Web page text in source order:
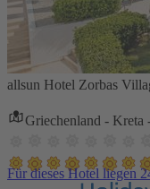
allsun Hotel Zorbas
Griechenland - Kreta
Für dieses Hotel liegen